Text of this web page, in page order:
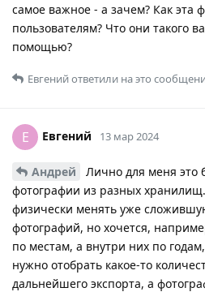
самое важное - а зачем? Как эта
пользователям? Что они такого
помощью?
Евгенийответили на это
Е Евгений 13 мар 2024
Андрей
Лично для меня это
фотографии из разных
физически менять уже
фотографий, но хочется,
по местам, а внутри них по
нужно отобрать какое-то
дальнейшего экспорта, а